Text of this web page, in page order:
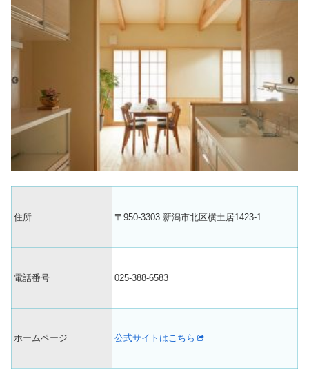
住所 〒950-3303 新潟市北区横土居1423-1
電話番号 025-388-6583
ホームページ 公式サイトはこちら